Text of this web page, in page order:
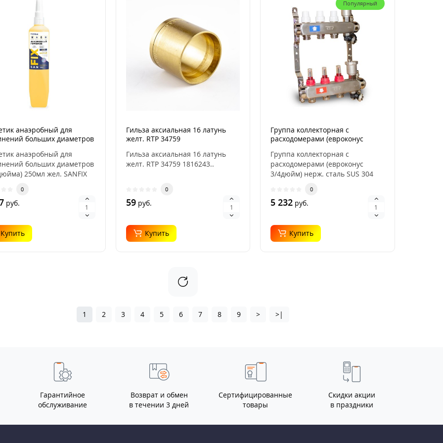
анаэробный для
больших диаметров
анаэробный для
больших диаметров
250мл жел. SANFIX
0
руб.
Купить
Гильза аксиальная 16 латунь
желт. RTP 34759
Гильза аксиальная 16 латунь
желт. RTP 34759 1816243..
0
59руб.
Купить
Популярный
Группа коллекторная с
расходомерами (евроконус
1дюйм х3 выхода RTP 42494
Группа коллекторная с
расходомерами (евроконус
3/4дюйм) нерж. сталь SUS 304
0
5 232 руб.
Купить
1 2 3 4 5 6 7 8 9 > >|
Гарантийное
обслуживание
Возврат и обмен
в течении 3 дней
Сертифицированные
товары
Скидки акции
в праздники